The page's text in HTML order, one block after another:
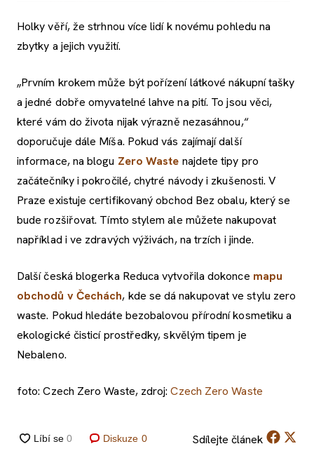
Holky věří, že strhnou více lidí k novému pohledu na
zbytky a jejich využití.
„Prvním krokem může být pořízení látkové nákupní tašky
a jedné dobře omyvatelné lahve na pití. To jsou věci,
které vám do života nijak výrazně nezasáhnou,“
doporučuje dále Míša. Pokud vás zajímají další
informace, na blogu Zero Waste najdete tipy pro
začátečníky i pokročilé, chytré návody i zkušenosti. V
Praze existuje certifikovaný obchod Bez obalu, který se
bude rozšiřovat. Tímto stylem ale můžete nakupovat
například i ve zdravých výživách, na trzích i jinde.
Další česká blogerka Reduca vytvořila dokonce mapu
obchodů v Čechách, kde se dá nakupovat ve stylu zero
waste. Pokud hledáte bezobalovou přírodní kosmetiku a
ekologické čisticí prostředky, skvělým tipem je
Nebaleno.
foto: Czech Zero Waste, zdroj:Czech Zero Waste
Diskuze 0 Sdílejte článek